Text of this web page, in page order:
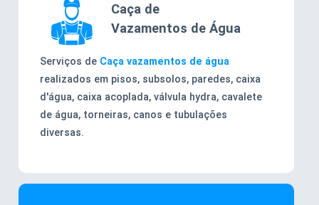
Caça de
Vazamentos de Água
Serviços de Caça vazamentos de água
realizados em pisos, subsolos, paredes, caixa
d'água, caixa acoplada, válvula hydra, cavalete
de água, torneiras, canos e tubulações
diversas.